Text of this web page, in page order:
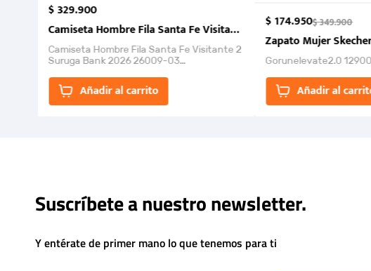
$329.900
Camiseta Hombre Fila Santa Fe Visitante 2 Suruga Bank 2026
Camiseta Hombre Fila Santa Fe Visitante 2
Suruga Bank 2026 26009-03
la Et...
Añadir al carrito
$174.950$349.900
Zapato Mujer
Gorunelevate2.0
Añadir al
Suscríbete a nuestro newsletter.
Y entérate de primer mano lo que tenemos para ti